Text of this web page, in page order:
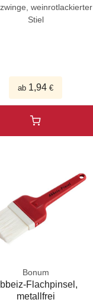
weinrotlackierter
Stiel
ab 1,94 €
Bonum
Flachpinsel,
metallfrei